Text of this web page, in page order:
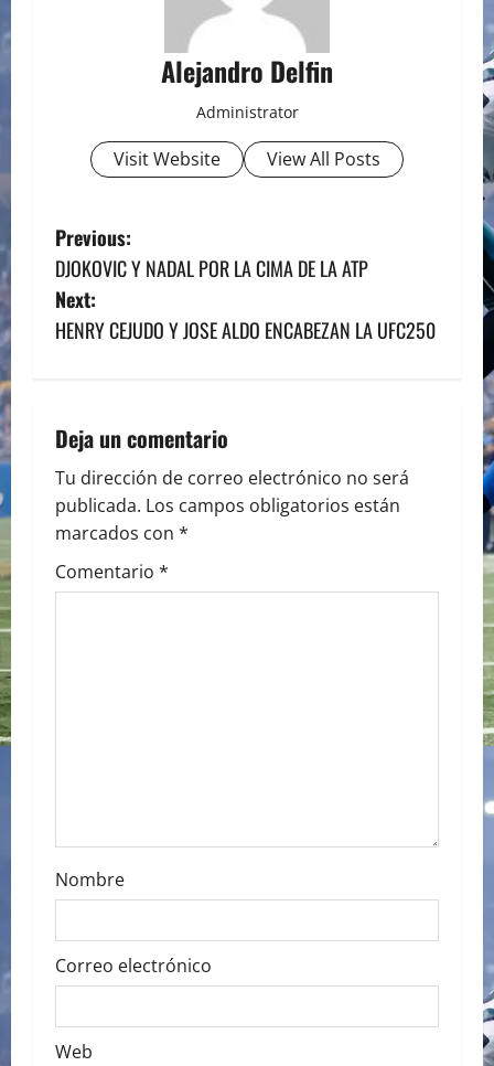
Alejandro Delfin
Administrator
Visit Website View All Posts
P
o
s
n
a
v
i
n
Previous:
DJOKOVIC Y NADAL POR LA CIMA DE LA ATP
Next:
HENRY CEJUDO Y JOSE ALDO ENCABEZAN LA UFC250
Deja un comentario
Tu dirección de correo electrónico no será
publicada. Los campos obligatorios están
marcados con *
Comentario *
Nombre
Correo electrónico
Web